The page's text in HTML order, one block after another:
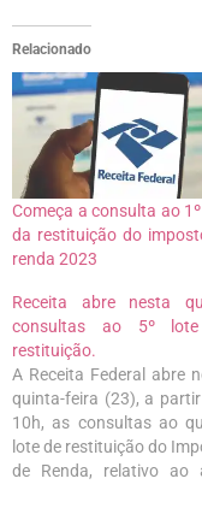
Relacionado
Começa a consulta ao
da restituição do
renda 2023
Receita abre nesta
consultas ao 5º
restituição.
A Receita Federal abre
quinta-feira (23), a
10h, as consultas ao
lote de restituição do
de Renda, relativo ao